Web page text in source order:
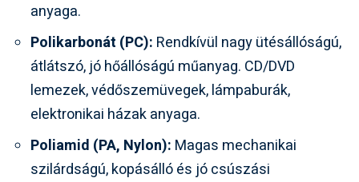
anyaga.
Polikarbonát (PC): Rendkívül nagy ütésállóságú,
átlátszó, jó hőállóságú műanyag. CD/DVD
lemezek, védőszemüvegek, lámpaburák,
elektronikai házak anyaga.
Poliamid (PA, Nylon): Magas mechanikai
szilárdságú, kopásálló és jó csúszási